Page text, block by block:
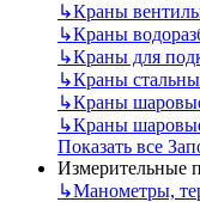
↳Краны
↳Краны
↳Краны для
↳Краны
↳Краны
↳Краны
Показать все
Измерительные
↳Манометры,